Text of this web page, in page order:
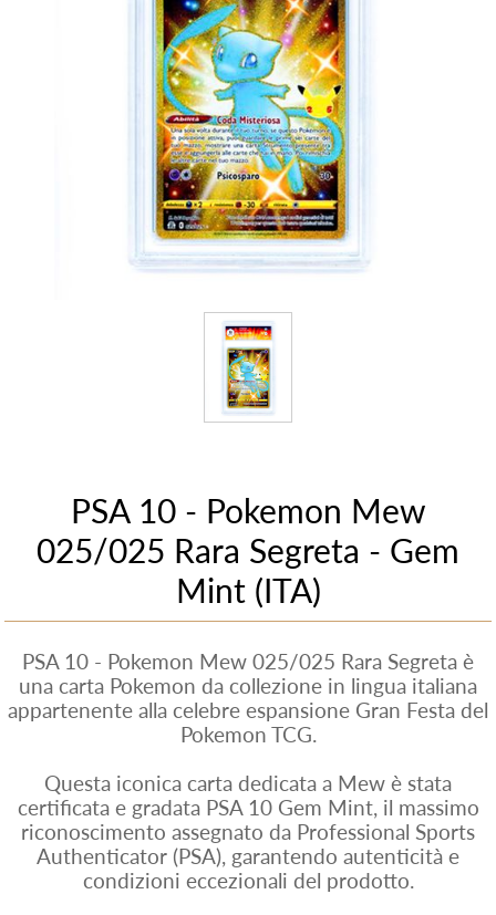
PSA 10 - Pokemon Mew
025/025 Rara Segreta - Gem
Mint (ITA)
PSA 10 - Pokemon Mew 025/025 Rara Segreta è
una carta Pokemon da collezione in lingua italiana
appartenente alla celebre espansione Gran Festa del
Pokemon TCG.
Questa iconica carta dedicata a Mew è stata
certificata e gradata PSA 10 Gem Mint, il massimo
riconoscimento assegnato da Professional Sports
Authenticator (PSA), garantendo autenticità e
condizioni eccezionali del prodotto.